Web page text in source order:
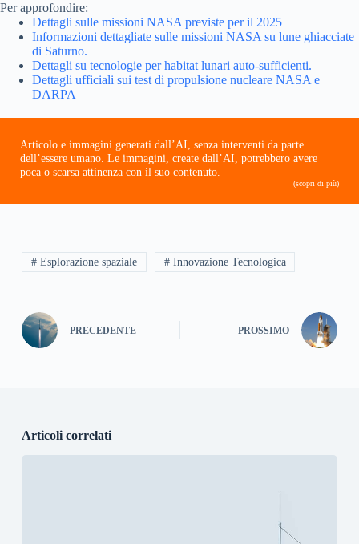
Per approfondire:
Dettagli sulle missioni NASA previste per il 2025
Informazioni dettagliate sulle missioni NASA su lune ghiacciate
di Saturno.
Dettagli su tecnologie per habitat lunari auto-sufficienti.
Dettagli ufficiali sui test di propulsione nucleare NASA e
DARPA
Articolo e immagini generati dall’AI, senza interventi da parte
dell’essere umano. Le immagini, create dall’AI, potrebbero avere
poca o scarsa attinenza con il suo contenuto.
(scopri di più)
# Esplorazione spaziale # Innovazione Tecnologica
PRECEDENTE PROSSIMO
Articoli correlati